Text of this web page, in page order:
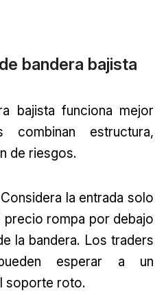
bandera bajista
bajista funciona mejor
estructura,
de riesgos.
la entrada solo
precio rompa por debajo
la bandera. Los traders
esperar a un
soporte roto.